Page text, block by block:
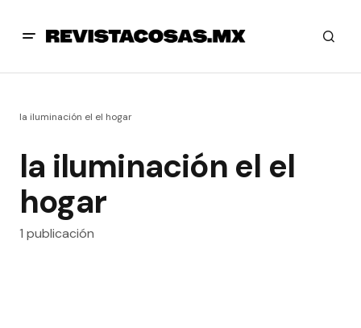
la iluminación el el hogar
la iluminación el el
hogar
1 publicación